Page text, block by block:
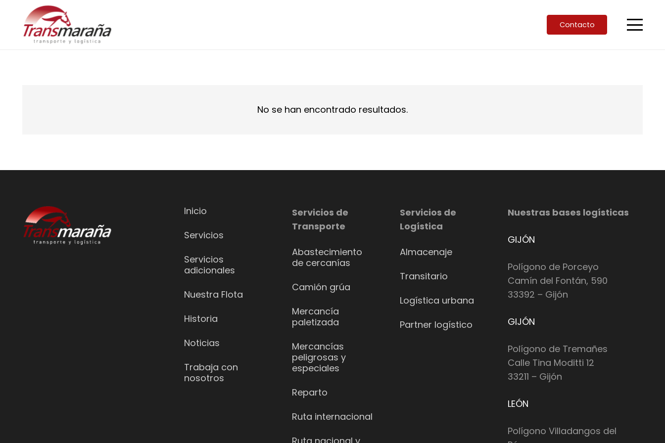
Contacto
No se han encontrado resultados.
Inicio
Servicios
Servicios
adicionales
Nuestra Flota
Historia
Noticias
Trabaja con
nosotros
Servicios de
Transporte
Abastecimiento
de cercanías
Camión grúa
Mercancía
paletizada
Mercancías
peligrosas y
especiales
Reparto
Ruta internacional
Servicios de
Logística
Almacenaje
Transitario
Logística urbana
Partner logístico
Nuestras bases logísticas
GIJÓN
Polígono de Porceyo
Camín del Fontán, 590
33392 – Gijón
GIJÓN
Polígono de Tremañes
Calle Tina Moditti 12
33211 – Gijón
LEÓN
Polígono Villadangos del